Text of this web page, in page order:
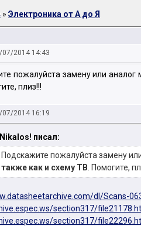
» Электроника от А до Я
07/2014 14:43
пожалуйста замену или
плиз!!!
07/2014 16:19
Nikalos! писал:
Подскажите пожалуйста замену
также как и схему ТВ. Помогите,
dl/Scans-
section317/
section317/